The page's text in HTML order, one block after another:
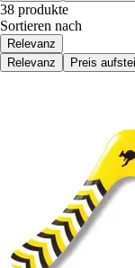
38 produkte
Sortieren nach
Relevanz
Relevanz
Preis